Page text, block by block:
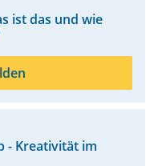
ist das und wie
- Kreativität im